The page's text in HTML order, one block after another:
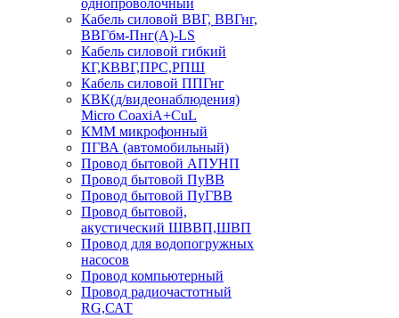
однопроволочный
Кабель силовой ВВГ, ВВГнг,
ВВГбм-Пнг(А)-LS
Кабель силовой гибкий
КГ,КВВГ,ПРС,РПШ
Кабель силовой ППГнг
КВК(д/видеонаблюдения)
Micro CoaxiA+CuL
КММ микрофонный
ПГВА (автомобильный)
Провод бытовой АПУНП
Провод бытовой ПуВВ
Провод бытовой ПуГВВ
Провод бытовой,
акустический ШВВП,ШВП
Провод для водопогружных
насосов
Провод компьютерный
Провод радиочастотный
RG,САТ